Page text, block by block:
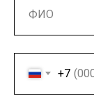
+7